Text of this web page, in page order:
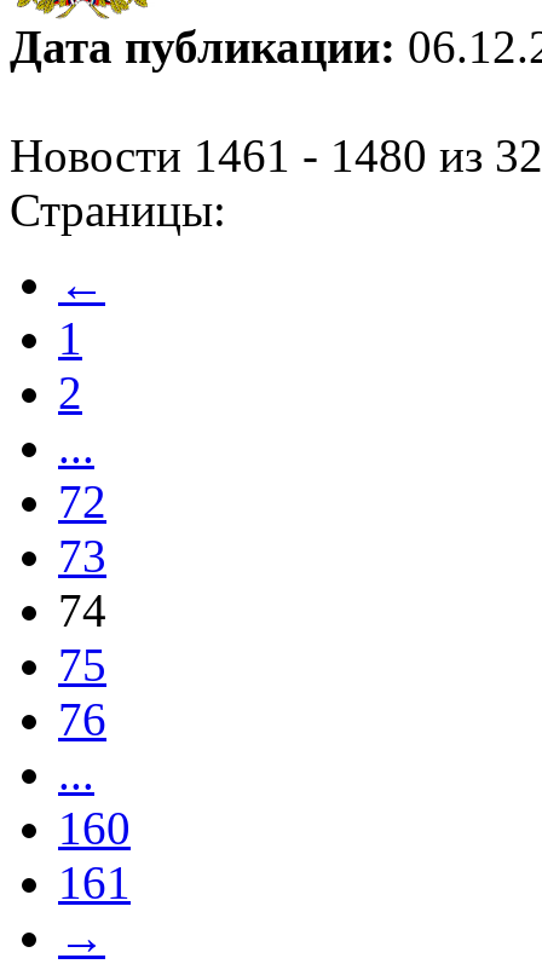
Дата публикации:
Новости 1461 - 1480 из
Страницы:
←
1
2
...
72
73
74
75
76
...
160
161
→